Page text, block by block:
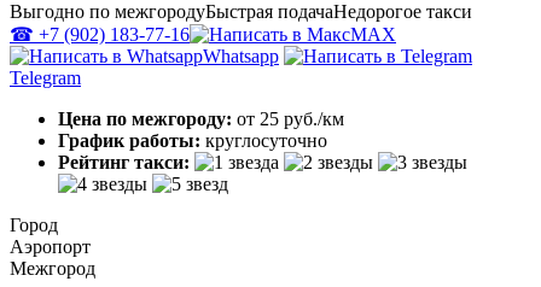
Выгодно по межгородуБыстрая подачаНедорогое такси
☎ +7 (902) 183-77-16
MAX
Whatsapp
Telegram
Цена по межгороду: от 25 руб./км
График работы: круглосуточно
Рейтинг такси:
Город
Аэропорт
Межгород